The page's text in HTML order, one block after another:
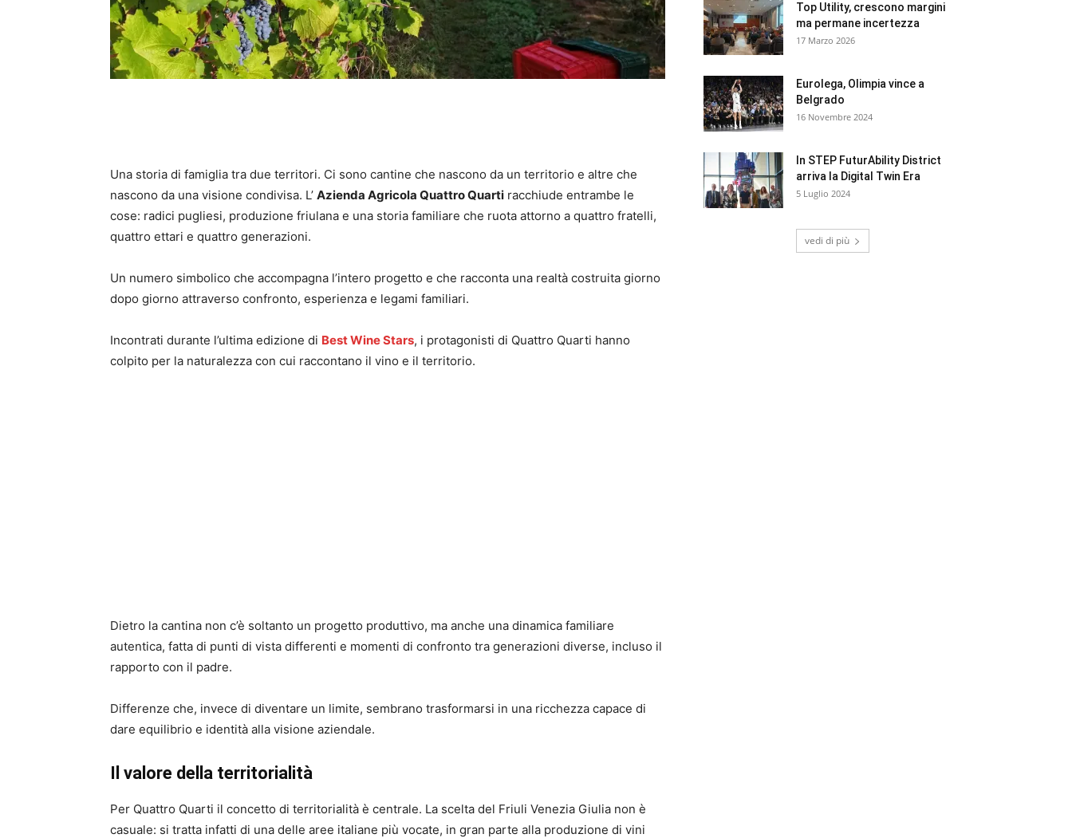
Una storia di famiglia tra due territori. Ci sono cantine che nascono da un territorio e altre che
nascono da una visione condivisa. L’ Azienda Agricola Quattro Quarti racchiude entrambe le
cose: radici pugliesi, produzione friulana e una storia familiare che ruota attorno a quattro fratelli,
quattro ettari e quattro generazioni.
Un numero simbolico che accompagna l’intero progetto e che racconta una realtà costruita giorno
dopo giorno attraverso confronto, esperienza e legami familiari.
Incontrati durante l’ultima edizione di Best Wine Stars, i protagonisti di Quattro Quarti hanno
colpito per la naturalezza con cui raccontano il vino e il territorio.
Dietro la cantina non c’è soltanto un progetto produttivo, ma anche una dinamica familiare
autentica, fatta di punti di vista differenti e momenti di confronto tra generazioni diverse, incluso il
rapporto con il padre.
Differenze che, invece di diventare un limite, sembrano trasformarsi in una ricchezza capace di
dare equilibrio e identità alla visione aziendale.
Il valore della territorialità
Per Quattro Quarti il concetto di territorialità è centrale. La scelta del Friuli Venezia Giulia non è
casuale: si tratta infatti di una delle aree italiane più vocate, in gran parte alla produzione di vini
Top Utility, crescono margini
ma permane incertezza
17 Marzo 2026
Eurolega, Olimpia vince a
Belgrado
16 Novembre 2024
In STEP FuturAbility District
arriva la Digital Twin Era
5 Luglio 2024
vedi di più